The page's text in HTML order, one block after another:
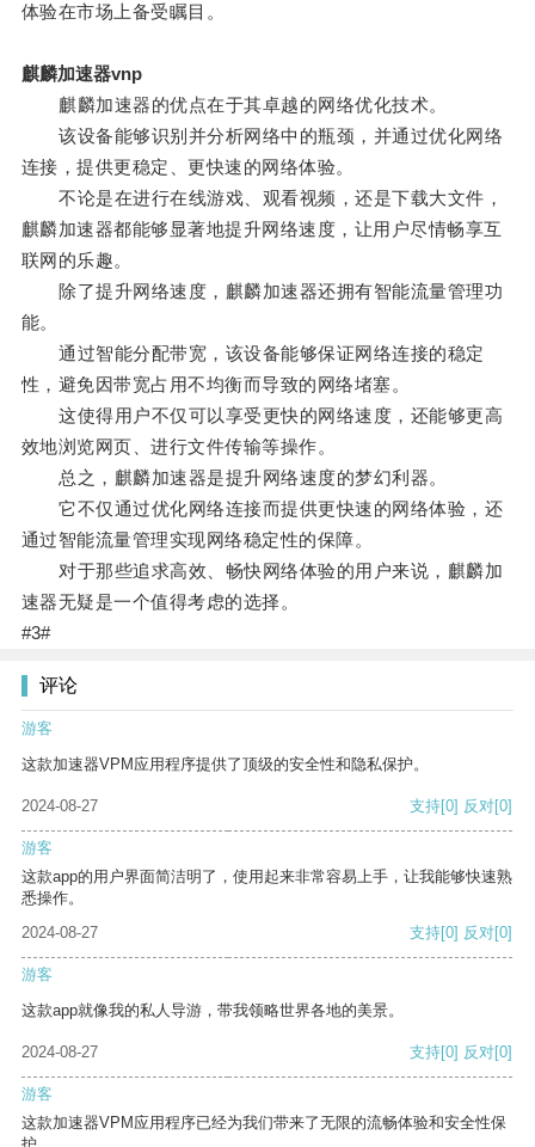
体验在市场上备受瞩目。
麒麟加速器vnp
麒麟加速器的优点在于其卓越的网络优化技术。
该设备能够识别并分析网络中的瓶颈，并通过优化网络
连接，提供更稳定、更快速的网络体验。
不论是在进行在线游戏、观看视频，还是下载大文件，
麒麟加速器都能够显著地提升网络速度，让用户尽情畅享互
联网的乐趣。
除了提升网络速度，麒麟加速器还拥有智能流量管理功
能。
通过智能分配带宽，该设备能够保证网络连接的稳定
性，避免因带宽占用不均衡而导致的网络堵塞。
这使得用户不仅可以享受更快的网络速度，还能够更高
效地浏览网页、进行文件传输等操作。
总之，麒麟加速器是提升网络速度的梦幻利器。
它不仅通过优化网络连接而提供更快速的网络体验，还
通过智能流量管理实现网络稳定性的保障。
对于那些追求高效、畅快网络体验的用户来说，麒麟加
速器无疑是一个值得考虑的选择。
#3#
评论
游客
这款加速器VPM应用程序提供了顶级的安全性和隐私保护。
2024-08-27 支持[0] 反对[0]
游客
这款app的用户界面简洁明了，使用起来非常容易上手，让我能够快速熟
悉操作。
2024-08-27
支持[0] 反对[0]
游客
这款app就像我的私人导游，带我领略世界各地的美景。
2024-08-27 支持[0] 反对[0]
游客
这款加速器VPM应用程序已经为我们带来了无限的流畅体验和安全性保